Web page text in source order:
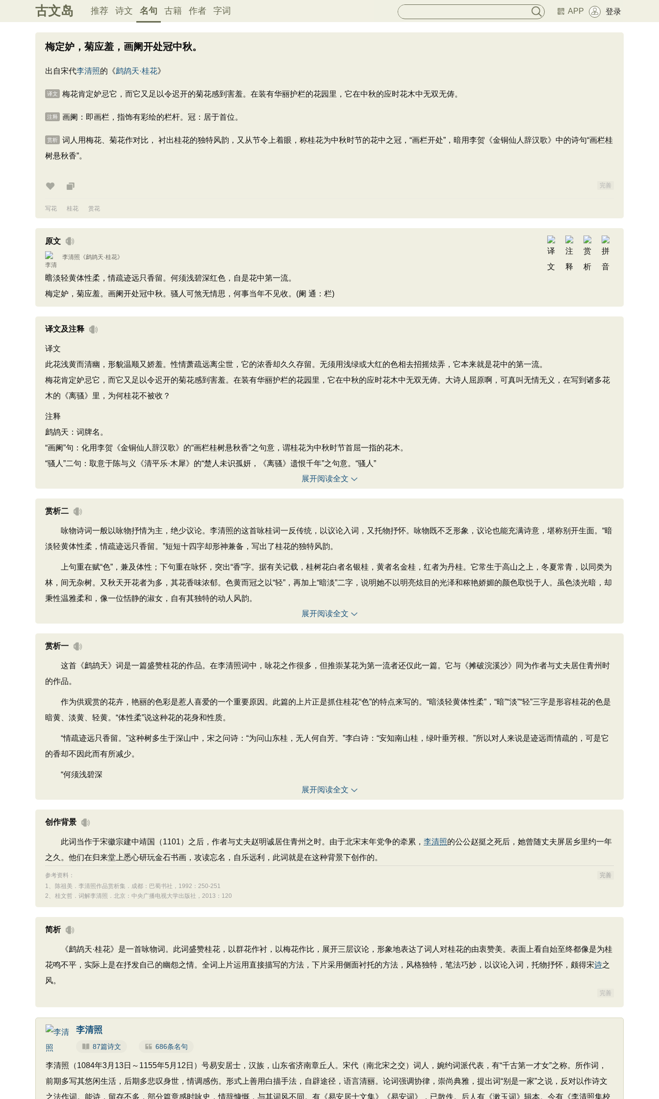
古文岛 推荐 诗文 名句 古籍 作者 字词 APP 登录
梅定妒，菊应羞，画阑开处冠中秋。
出自宋代李清照的《鹧鸪天·桂花》
译文 梅花肯定妒忌它，而它又足以令迟开的菊花感到害羞。在装有华丽护栏的花园里，它在中秋的应时花木中无双无俦。
注释 画阑：即画栏，指饰有彩绘的栏杆。冠：居于首位。
赏析
词人用梅花、菊花作对比， 衬出桂花的独特风韵，又从节令上着眼，称桂花为中秋时节的花中之冠，“画栏开处”，暗用李贺《金铜仙人辞汉歌》中的诗句“画栏桂
树悬秋香”。
完善
写花 桂花 赏花
原文
李清照 《鹧鸪天·桂花》
暗淡轻黄体性柔，情疏迹远只香留。何须浅碧深红色，自是花中第一流。
梅定妒，菊应羞。画阑开处冠中秋。骚人可煞无情思，何事当年不见收。(阑 通：栏)
译文及注释
译文
此花浅黄而清幽，形貌温顺又娇羞。性情萧疏远离尘世，它的浓香却久久存留。无须用浅绿或大红的色相去招摇炫弄，它本来就是花中的第一流。
梅花肯定妒忌它，而它又足以令迟开的菊花感到害羞。在装有华丽护栏的花园里，它在中秋的应时花木中无双无俦。大诗人屈原啊，可真叫无情无义，在写到诸多花
木的《离骚》里，为何桂花不被收？
注释
鹧鸪天：词牌名。
“画阑”句：化用李贺《金铜仙人辞汉歌》的“画栏桂树悬秋香”之句意，谓桂花为中秋时节首屈一指的花木。
“骚人”二句：取意于陈与义《清平乐·木犀》的“楚人未识孤妍，《离骚》遗恨千年”之句意。“骚人”
展开阅读全文
赏析二
咏物诗词一般以咏物抒情为主，绝少议论。李清照的这首咏桂词一反传统，以议论入词，又托物抒怀。咏物既不乏形象，议论也能充满诗意，堪称别开生面。“暗
淡轻黄体性柔，情疏迹远只香留。”短短十四字却形神兼备，写出了桂花的独特风韵。
上句重在赋“色”，兼及体性；下句重在咏怀，突出“香”字。据有关记载，桂树花白者名银桂，黄者名金桂，红者为丹桂。它常生于高山之上，冬夏常青，以同类为
林，间无杂树。又秋天开花者为多，其花香味浓郁。色黄而冠之以“轻”，再加上“暗淡”二字，说明她不以明亮炫目的光泽和秾艳娇媚的颜色取悦于人。虽色淡光暗，却
秉性温雅柔和，像一位恬静的淑女，自有其独特的动人风韵。
展开阅读全文
赏析一
这首《鹧鸪天》词是一篇盛赞桂花的作品。在李清照词中，咏花之作很多，但推崇某花为第一流者还仅此一篇。它与《摊破浣溪沙》同为作者与丈夫居住青州时
的作品。
作为供观赏的花卉，艳丽的色彩是惹人喜爱的一个重要原因。此篇的上片正是抓住桂花“色”的特点来写的。“暗淡轻黄体性柔”，“暗”“淡”“轻”三字是形容桂花的色是
暗黄、淡黄、轻黄。“体性柔”说这种花的花身和性质。
“情疏迹远只香留。”这种树多生于深山中，宋之问诗：“为问山东桂，无人何自芳。”李白诗：“安知南山桂，绿叶垂芳根。”所以对人来说是迹远而情疏的，可是它
的香却不因此而有所减少。
“何须浅碧深
展开阅读全文
创作背景
此词当作于宋徽宗建中靖国（1101）之后，作者与丈夫赵明诚居住青州之时。由于北宋末年党争的牵累， 李清照的公公赵挺之死后，她曾随丈夫屏居乡里约一年
之久。他们在归来堂上悉心研玩金石书画，攻读忘名，自乐远利，此词就是在这种背景下创作的。
参考资料：
完善
1、
陈祖美．李清照作品赏析集．成都：巴蜀书社，1992：250-251
2、 桂文哲．词解李清照．北京：中央广播电视大学出版社，2013：120
简析
《鹧鸪天·桂花》是一首咏物词。此词盛赞桂花，以群花作衬，以梅花作比，展开三层议论，形象地表达了词人对桂花的由衷赞美。表面上看自始至终都像是为桂
花鸣不平，实际上是在抒发自己的幽怨之情。全词上片运用直接描写的方法，下片采用侧面衬托的方法，风格独特，笔法巧妙，以议论入词，托物抒怀，颇得宋诗之
风。
完善
李清照
87篇诗文 686条名句
李清照（1084年3月13日～1155年5月12日）号易安居士，汉族，山东省济南章丘人。宋代（南北宋之交）词人，婉约词派代表，有“千古第一才女”之称。所作词，
前期多写其悠闲生活，后期多悲叹身世，情调感伤。形式上善用白描手法，自辟途径，语言清丽。论词强调协律，崇尚典雅，提出词“别是一家”之说，反对以作诗文
之法作词。能诗，留存不多，部分篇章感时咏史，情辞慷慨，与其词风不同。有《易安居士文集》《易安词》，已散佚。后人有《漱玉词》辑本。今有《李清照集校